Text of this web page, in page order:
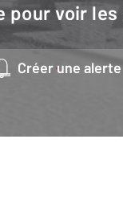
pour voir les
Créer une alerte